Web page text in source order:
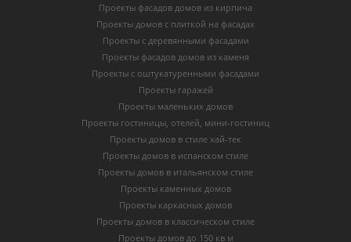
Проекты фасадов домов из кирпича
Проекты домов с плиткой на фасадах
Проекты с деревянными фасадами
Проекты фасадов домов из каменя
Проекты с оштукатуренными фасадами
Проекты гаражей
Проекты маленьких домов
Проекты гостиницы, отелей, мини-гостиниц
Проекты домов в стиле хай-тек
Проекты домов в испанском стиле
Проекты домов в итальянском стиле
Проекты каменных домов
Проекты каркасных домов
Проекты домов в классическом стиле
Проекты домов до 150 кв м